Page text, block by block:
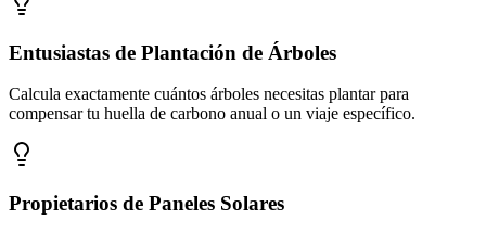
Entusiastas de Plantación de Árboles
Calcula exactamente cuántos árboles necesitas plantar para
compensar tu huella de carbono anual o un viaje específico.
Propietarios de Paneles Solares